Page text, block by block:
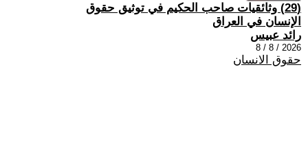
(29) وثائقيات صاحب الحكيم في توثيق حقوق
الإنسان في العراق
رائد عبيس
2026 / 8 / 8
حقوق الانسان